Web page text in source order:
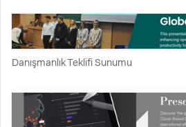
Danışmanlık Teklifi Sunumu